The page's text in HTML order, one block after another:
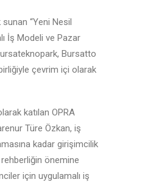
arama
“Yeni Nesil
İş Modeli ve Pazar
Bursatto
çevrim içi olarak
katılan OPRA
Türe Özkan, iş
kadar girişimcilik
önemine
için uygulamalı iş